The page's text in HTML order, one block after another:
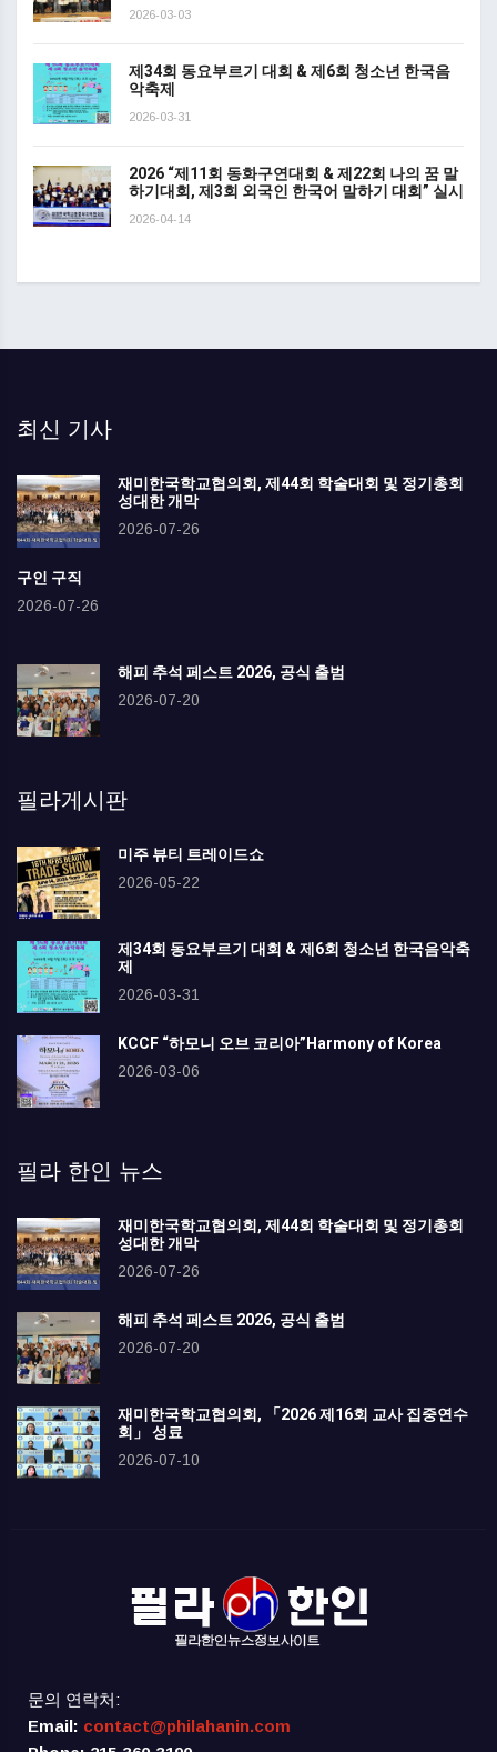
2026-03-03
제34회 동요부르기 대회 & 제6회 청소년 한국음
악축제
2026-03-31
2026 “제11회 동화구연대회 & 제22회 나의 꿈 말
하기대회, 제3회 외국인 한국어 말하기 대회” 실시
2026-04-14
최신 기사
재미한국학교협의회, 제44회 학술대회 및 정기총회
성대한 개막
2026-07-26
구인 구직
2026-07-26
해피 추석 페스트 2026, 공식 출범
2026-07-20
필라게시판
미주 뷰티 트레이드쇼
2026-05-22
제34회 동요부르기 대회 & 제6회 청소년 한국음악축
제
2026-03-31
KCCF “하모니 오브 코리아”Harmony of Korea
2026-03-06
필라 한인 뉴스
재미한국학교협의회, 제44회 학술대회 및 정기총회
성대한 개막
2026-07-26
해피 추석 페스트 2026, 공식 출범
2026-07-20
재미한국학교협의회, 「2026 제16회 교사 집중연수
회」 성료
2026-07-10
문의 연락처:
Email: contact@philahanin.com